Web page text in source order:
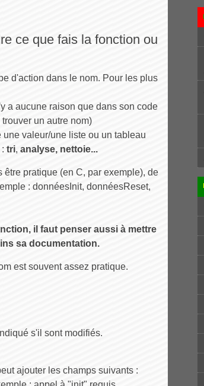
ce que fais la fonction ou
d'action dans le nom. Pour les plus
a aucune raison que dans son code
un autre nom)
une valeur/une liste ou un tableau
tri, analyse, nettoie...
pratique (en C, par exemple), de
: donnéesInit, donnéesReset,
il faut penser aussi à mettre
sa documentation.
est souvent assez pratique.
s'il sont modifiés.
ajouter les champs suivants :